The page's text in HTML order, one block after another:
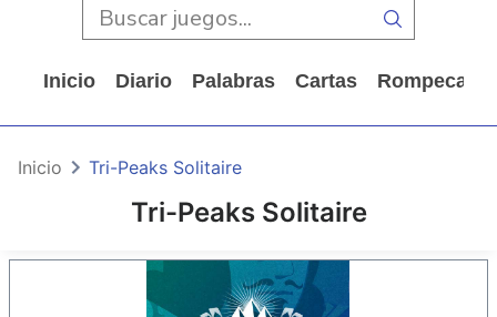
Inicio Diario Palabras Cartas
Tri-Peaks Solitaire
Inicio Tri-Peaks Solitaire